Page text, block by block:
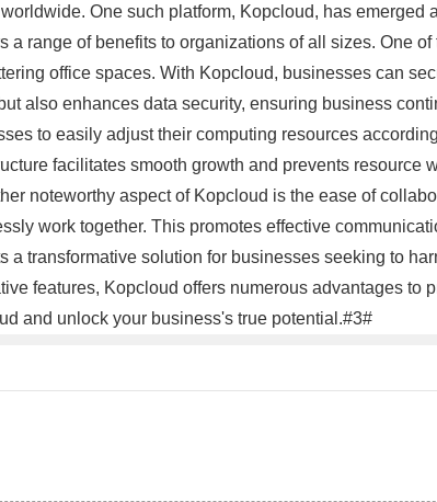
One such platform, Kopcloud, has emerged
range of benefits to organizations of all sizes. One
office spaces. With Kopcloud, businesses can
also enhances data security, ensuring business
to easily adjust their computing resources
facilitates smooth growth and prevents resource
noteworthy aspect of Kopcloud is the ease of
work together. This promotes effective
transformative solution for businesses seeking to
features, Kopcloud offers numerous advantages to
and unlock your business's true potential.#3#